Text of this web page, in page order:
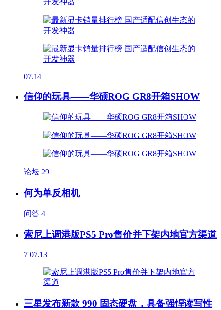
07.14
信仰的玩具——华硕ROG GR8开箱SHOW
论坛 29
何为单反相机
问答 4
索尼上调港版PS5 Pro售价并下架内地官方渠道
7 07.13
三星发布新款 990 固态硬盘，具备强悍读写性